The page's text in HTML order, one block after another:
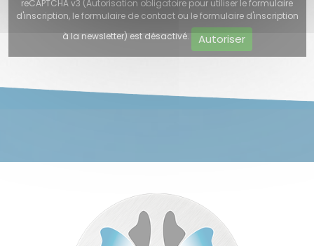
reCAPTCHA v3 (Autorisation obligatoire pour utiliser le formulaire
d'inscription, le formulaire de contact ou le formulaire d'inscription
à la newsletter) est désactivé.
Autoriser